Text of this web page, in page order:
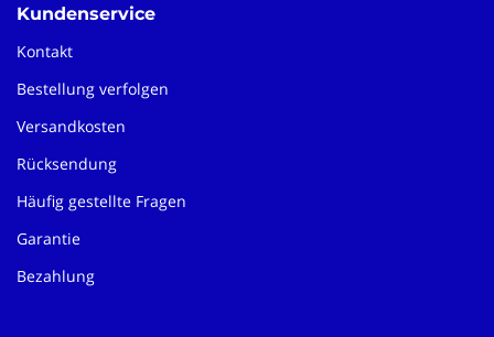
Kundenservice
Kontakt
Bestellung verfolgen
Versandkosten
Rücksendung
Häufig gestellte Fragen
Garantie
Bezahlung